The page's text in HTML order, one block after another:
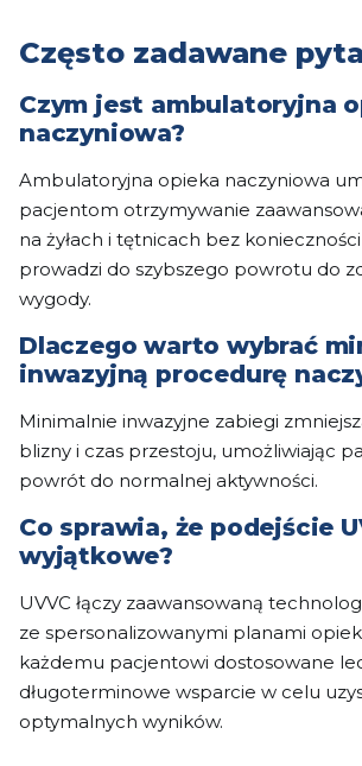
Często zadawane
Czym jest ambulatoryjna
naczyniowa?
Ambulatoryjna opieka naczyniowa
pacjentom otrzymywanie
na żyłach i tętnicach bez
prowadzi do szybszego powrotu do
wygody.
Dlaczego warto wybrać
inwazyjną procedurę
Minimalnie inwazyjne zabiegi
blizny i czas przestoju, umożliwiając
powrót do normalnej aktywności.
Co sprawia, że podejście
wyjątkowe?
UVVC łączy zaawansowaną
ze spersonalizowanymi planami
każdemu pacjentowi dostosowane
długoterminowe wsparcie w celu
optymalnych wyników.